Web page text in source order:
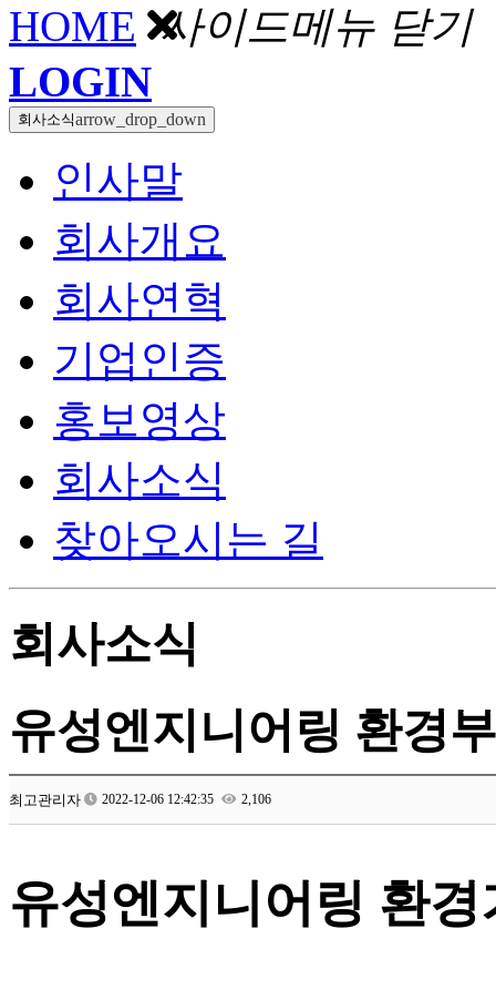
HOME 사이드메뉴 닫기
LOGIN
회사소식arrow_drop_down
인사말
회사개요
회사연혁
기업인증
홍보영상
회사소식
찾아오시는 길
회사소식
유성엔지니어링 환경
최고관리자 2022-12-06 12:42:35 2,106
유성엔지니어링 환